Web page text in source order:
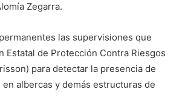
Zegarra.
las supervisiones que
Estatal de Protección Contra Riesgos
para detectar la presencia de
albercas y demás estructuras de